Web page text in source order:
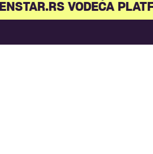
VODEĆA